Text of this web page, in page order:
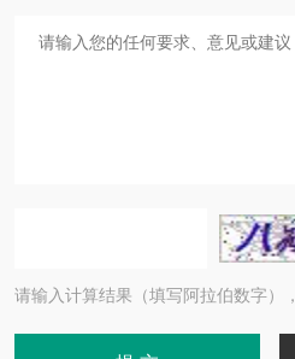
请输入计算结果（填写阿拉伯数字）